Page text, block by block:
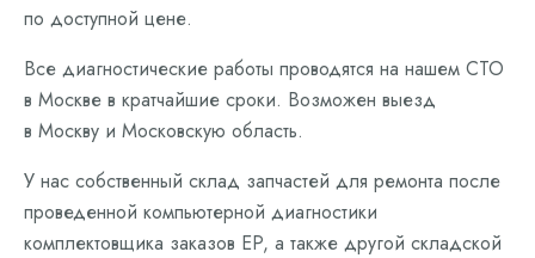
по доступной цене.
Все диагностические работы проводятся на нашем СТО
в Москве в кратчайшие сроки. Возможен выезд
в Москву и Московскую область.
У нас собственный склад запчастей для ремонта после
проведенной компьютерной диагностики
комплектовщика заказов EP, а также другой складской